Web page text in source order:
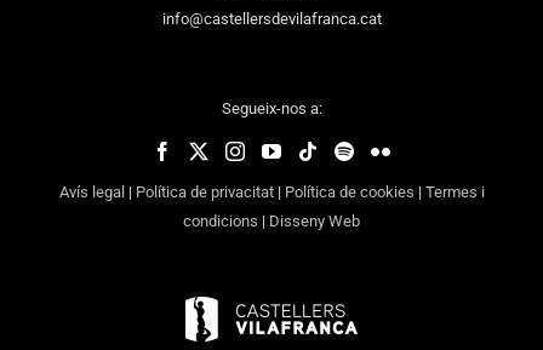
info@castellersdevilafranca.cat
Segueix-nos a:
Avís legal | Política de privacitat| Política de cookies | Termes i
condicions | Disseny Web